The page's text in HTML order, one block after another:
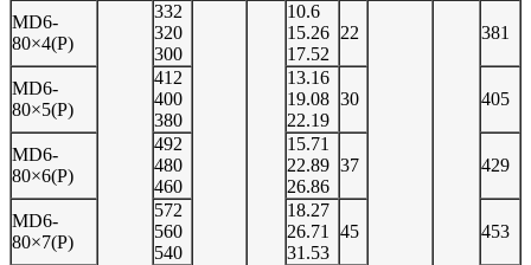
MD6-
80×4(P)
332
320
300
10.6
15.26
17.52
22 381
MD6-
80×5(P)
412
400
380
13.16
19.08
22.19
30 405
MD6-
80×6(P)
492
480
460
15.71
22.89
26.86
37 429
MD6-
80×7(P)
572
560
540
18.27
26.71
31.53
45 453